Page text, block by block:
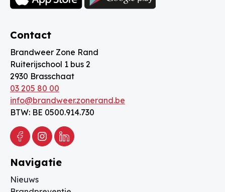
Contact
Brandweer Zone Rand
Ruiterijschool 1 bus 2
2930 Brasschaat
03 205 80 00
info@brandweer.zonerand.be
BTW: BE 0500.914.730
FacebookInstagramLinkedin
Navigatie
Nieuws